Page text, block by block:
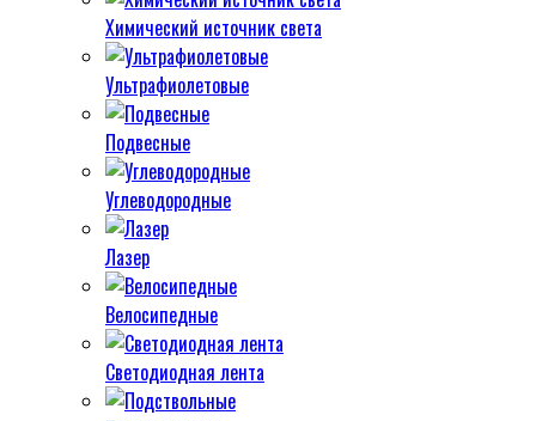
Химический источник света
Ультрафиолетовые
Подвесные
Углеводородные
Лазер
Велосипедные
Светодиодная лента